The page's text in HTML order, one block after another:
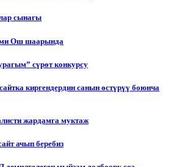
сынагы
Ош шаарында
сүрөт конкурсу
киргендердин санын өстүрүү боюнча
жардамга муктаж
ачып беребиз